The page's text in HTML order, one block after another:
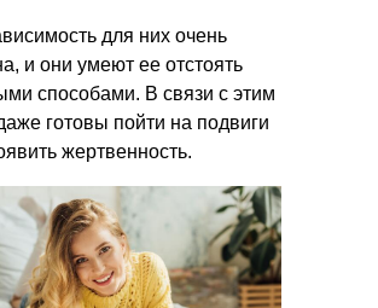
для них очень
и они умеют ее отстоять
способами. В связи с этим
готовы пойти на подвиги
жертвенность.